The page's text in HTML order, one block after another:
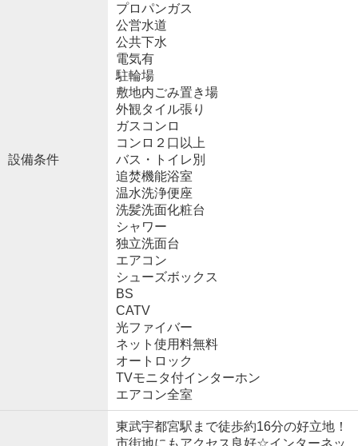
設備条件
プロパンガス
公営水道
公共下水
電気有
駐輪場
敷地内ごみ置き場
外観タイル張り
ガスコンロ
コンロ２口以上
バス・トイレ別
追焚機能浴室
温水洗浄便座
洗髪洗面化粧台
シャワー
独立洗面台
エアコン
シューズボックス
BS
CATV
光ファイバー
ネット使用料無料
オートロック
TVモニタ付インターホン
エアコン全室
東武宇都宮駅まで徒歩約16分の好立地！
市街地にもアクセス良好☆インターネッ